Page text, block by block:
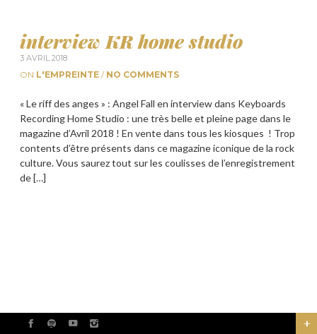
interview KR home studio
3 AVRIL 2018
ON L'EMPREINTE / NO COMMENTS
« Le riff des anges » : Angel Fall en interview dans Keyboards
Recording Home Studio : une très belle et pleine page dans le
magazine d’Avril 2018 ! En vente dans tous les kiosques ! Trop
contents d’être présents dans ce magazine iconique de la rock
culture. Vous saurez tout sur les coulisses de l’enregistrement
de […]